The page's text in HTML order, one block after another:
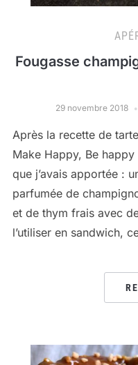
Fougasse
29 novembre 2018
Après la recette de
Make Happy, Be
que j’avais apportée :
parfumée de
et de thym frais avec
l’utiliser en sandwich,